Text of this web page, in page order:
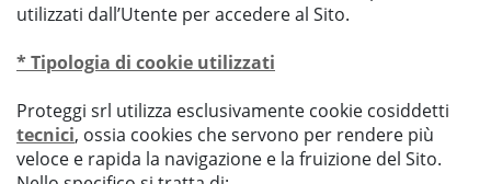
utilizzati dall’Utente per accedere al Sito.
* Tipologia di cookie utilizzati
Proteggi srl utilizza esclusivamente cookie cosiddetti
tecnici, ossia cookies che servono per rendere più
veloce e rapida la navigazione e la fruizione del Sito.